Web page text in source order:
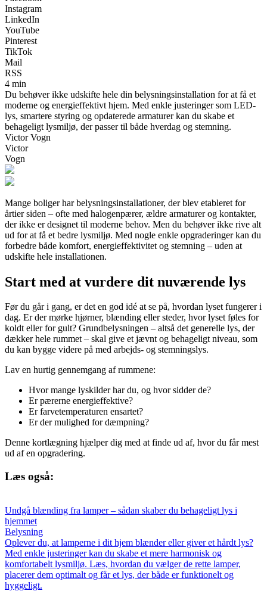
Instagram
LinkedIn
YouTube
Pinterest
TikTok
Mail
RSS
4 min
Du behøver ikke udskifte hele din belysningsinstallation for at få et
moderne og energieffektivt hjem. Med enkle justeringer som LED-
lys, smartere styring og opdaterede armaturer kan du skabe et
behageligt lysmiljø, der passer til både hverdag og stemning.
Victor Vogn
Victor
Vogn
Mange boliger har belysningsinstallationer, der blev etableret for
årtier siden – ofte med halogenpærer, ældre armaturer og kontakter,
der ikke er designet til moderne behov. Men du behøver ikke rive alt
ud for at få et bedre lysmiljø. Med nogle enkle opgraderinger kan du
forbedre både komfort, energieffektivitet og stemning – uden at
udskifte hele installationen.
Start med at vurdere dit nuværende lys
Før du går i gang, er det en god idé at se på, hvordan lyset fungerer i
dag. Er der mørke hjørner, blænding eller steder, hvor lyset føles for
koldt eller for gult? Grundbelysningen – altså det generelle lys, der
dækker hele rummet – skal give et jævnt og behageligt niveau, som
du kan bygge videre på med arbejds- og stemningslys.
Lav en hurtig gennemgang af rummene:
Hvor mange lyskilder har du, og hvor sidder de?
Er pærerne energieffektive?
Er farvetemperaturen ensartet?
Er der mulighed for dæmpning?
Denne kortlægning hjælper dig med at finde ud af, hvor du får mest
ud af en opgradering.
Læs også:
Undgå blænding fra lamper – sådan skaber du behageligt lys i
hjemmet
Belysning
Oplever du, at lamperne i dit hjem blænder eller giver et hårdt lys?
Med enkle justeringer kan du skabe et mere harmonisk og
komfortabelt lysmiljø. Læs, hvordan du vælger de rette lamper,
placerer dem optimalt og får et lys, der både er funktionelt og
hyggeligt.